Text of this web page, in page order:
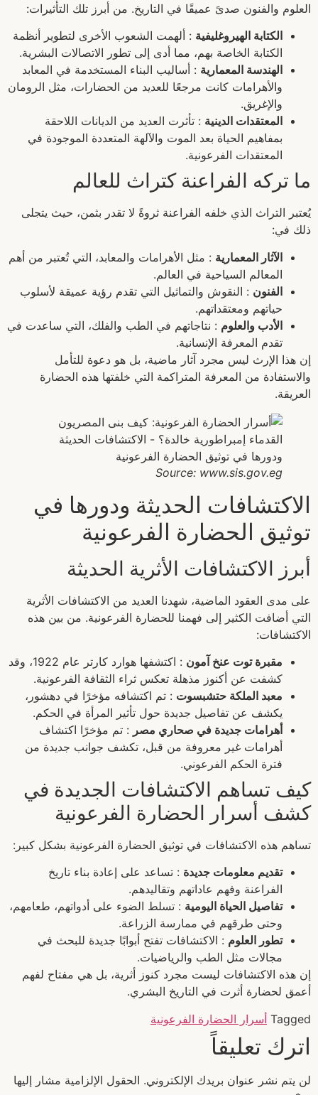
العلوم والفنون صدىً عميقًا في التاريخ. من أبرز تلك التأثيرات:
الكتابة الهيروغليفية : ألهمت الشعوب الأخرى لتطوير أنظمة
الكتابة الخاصة بهم، مما أدى إلى تطور الاتصالات البشرية.
الهندسة المعمارية : أساليب البناء المستخدمة في المعابد
والأهرامات كانت مرجعًا للعديد من الحضارات، مثل الرومان
والإغريق.
المعتقدات الدينية : تأثرت العديد من الديانات اللاحقة
بمفاهيم الحياة بعد الموت والآلهة المتعددة الموجودة في
المعتقدات الفرعونية.
ما تركه الفراعنة كتراث للعالم
يُعتبر التراث الذي خلفه الفراعنة ثروةً لا تقدر بثمن، حيث يتجلى
ذلك في:
الآثار المعمارية : مثل الأهرامات والمعابد، التي تُعتبر من أهم
المعالم السياحية في العالم.
الفنون : النقوش والتماثيل التي تقدم رؤية عميقة لأسلوب
حياتهم ومعتقداتهم.
الأدب والعلوم : نتاجاتهم في الطب والفلك، التي ساعدت في
تقدم المعرفة الإنسانية.
إن هذا الإرث ليس مجرد آثار ماضية، بل هو دعوة للتأمل
والاستفادة من المعرفة المتراكمة التي خلفتها هذه الحضارة
العريقة.
Source: www.sis.gov.eg
الاكتشافات الحديثة ودورها في
توثيق الحضارة الفرعونية
أبرز الاكتشافات الأثرية الحديثة
على مدى العقود الماضية، شهدنا العديد من الاكتشافات الأثرية
التي أضافت الكثير إلى فهمنا للحضارة الفرعونية. من بين هذه
الاكتشافات:
مقبرة توت عنخ آمون
: اكتشفها هوارد كارتر عام 1922، وقد
كشفت عن أكنوز مذهلة تعكس ثراء الثقافة الفرعونية.
معبد الملكة حتشبسوت : تم اكتشافه مؤخرًا في دهشور،
يكشف عن تفاصيل جديدة حول تأثير المرأة في الحكم.
أهرامات جديدة في صحاري مصر : تم مؤخرًا اكتشاف
أهرامات غير معروفة من قبل، تكشف جوانب جديدة من
فترة الحكم الفرعوني.
كيف تساهم الاكتشافات الجديدة في
كشف أسرار الحضارة الفرعونية
تساهم هذه الاكتشافات في توثيق الحضارة الفرعونية بشكل كبير:
تقديم معلومات جديدة : تساعد على إعادة بناء تاريخ
الفراعنة وفهم عاداتهم وتقاليدهم.
تفاصيل الحياة اليومية : تسلط الضوء على أدواتهم، طعامهم،
وحتى طرقهم في ممارسة الزراعة.
تطور العلوم : الاكتشافات تفتح أبوابًا جديدة للبحث في
مجالات مثل الطب والرياضيات.
إن هذه الاكتشافات ليست مجرد كنوز أثرية، بل هي مفتاح لفهم
أعمق لحضارة أثرت في التاريخ البشري.
Tagged أسرار الحضارة الفرعونية
اترك تعليقاً
لن يتم نشر عنوان بريدك الإلكتروني. الحقول الإلزامية مشار إليها